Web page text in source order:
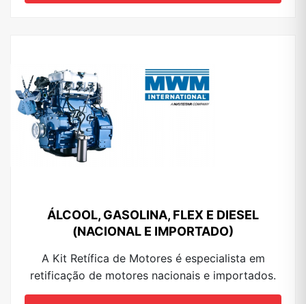
ÁLCOOL, GASOLINA, FLEX E DIESEL
(NACIONAL E IMPORTADO)
A Kit Retífica de Motores é especialista em
retificação de motores nacionais e importados.